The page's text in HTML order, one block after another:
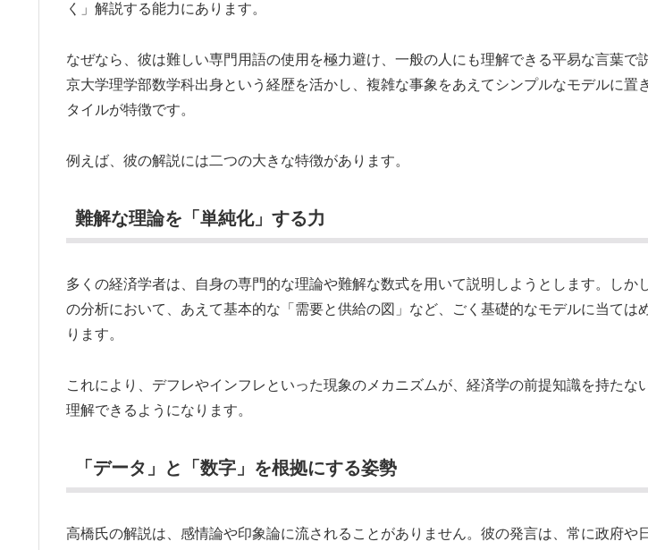
く」解説する能力にあります。
なぜなら、彼は難しい専門用語の使用を極力避け、一般の人にも理解できる平易な言葉で
京大学理学部数学科出身という経歴を活かし、複雑な事象をあえてシンプルなモデルに置
タイルが特徴です。
例えば、彼の解説には二つの大きな特徴があります。
難解な理論を「単純化」する力
多くの経済学者は、自身の専門的な理論や難解な数式を用いて説明しようとします。しか
の分析において、あえて基本的な「需要と供給の図」など、ごく基礎的なモデルに当ては
ります。
これにより、デフレやインフレといった現象のメカニズムが、経済学の前提知識を持たな
理解できるようになります。
「データ」と「数字」を根拠にする姿勢
高橋氏の解説は、感情論や印象論に流されることがありません。彼の発言は、常に政府や